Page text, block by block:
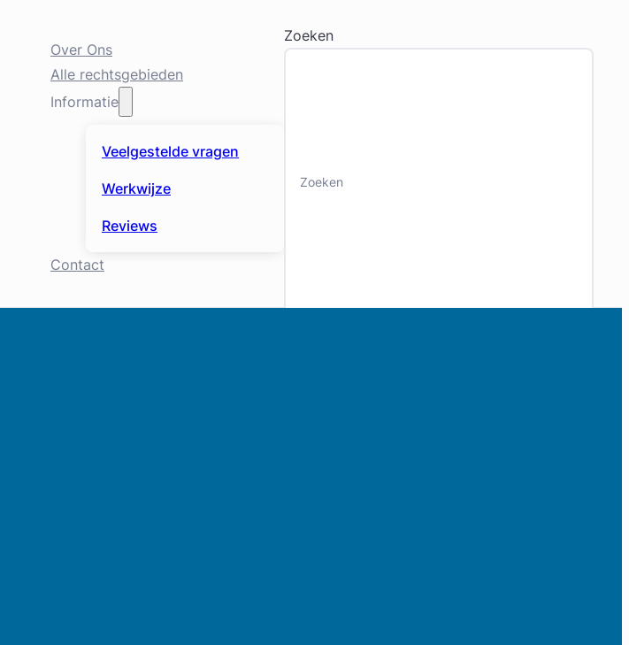
Over Ons
Alle rechtsgebieden
Informatie
Veelgestelde vragen
Werkwijze
Reviews
Contact
Zoeken